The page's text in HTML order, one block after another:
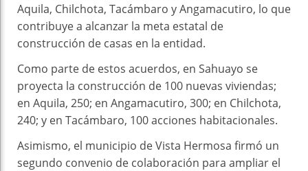
Aquila, Chilchota, Tacámbaro y Angamacutiro, lo que
contribuye a alcanzar la meta estatal de
construcción de casas en la entidad.
Como parte de estos acuerdos, en Sahuayo se
proyecta la construcción de 100 nuevas viviendas;
en Aquila, 250; en Angamacutiro, 300; en Chilchota,
240; y en Tacámbaro, 100 acciones habitacionales.
Asimismo, el municipio de Vista Hermosa firmó un
segundo convenio de colaboración para ampliar el